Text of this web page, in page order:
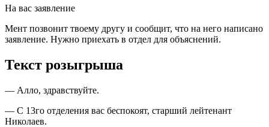
На вас заявление
Мент позвонит твоему другу и сообщит, что на него написано
заявление. Нужно приехать в отдел для объяснений.
Текст розыгрыша
— Алло, здравствуйте.
— С 13го отделения вас беспокоят, старший лейтенант
Николаев.